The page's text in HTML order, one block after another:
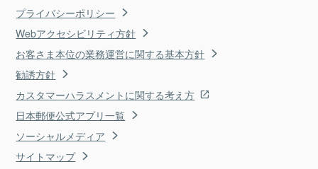
プライバシーポリシー
Webアクセシビリティ方針
お客さま本位の業務運営に関する基本方針
勧誘方針
カスタマーハラスメントに関する考え方
日本郵便公式アプリ一覧
ソーシャルメディア
サイトマップ